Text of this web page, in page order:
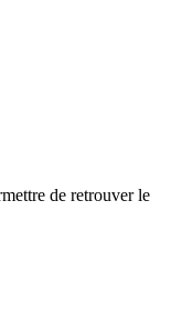
de retrouver le